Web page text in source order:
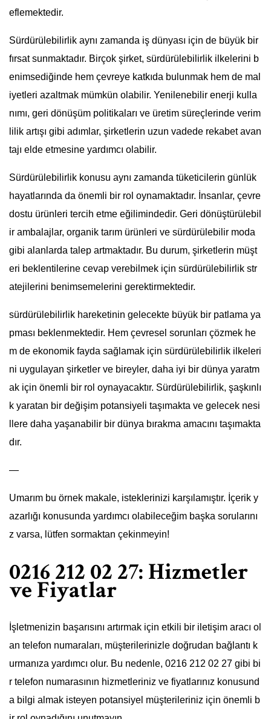
eflemektedir.
Sürdürülebilirlik aynı zamanda iş dünyası için de büyük bir
fırsat sunmaktadır. Birçok şirket, sürdürülebilirlik ilkelerini b
enimsediğinde hem çevreye katkıda bulunmak hem de mal
iyetleri azaltmak mümkün olabilir. Yenilenebilir enerji kulla
nımı, geri dönüşüm politikaları ve üretim süreçlerinde verim
lilik artışı gibi adımlar, şirketlerin uzun vadede rekabet avan
tajı elde etmesine yardımcı olabilir.
Sürdürülebilirlik konusu aynı zamanda tüketicilerin günlük
hayatlarında da önemli bir rol oynamaktadır. İnsanlar, çevre
dostu ürünleri tercih etme eğilimindedir. Geri dönüştürülebil
ir ambalajlar, organik tarım ürünleri ve sürdürülebilir moda
gibi alanlarda talep artmaktadır. Bu durum, şirketlerin müşt
eri beklentilerine cevap verebilmek için sürdürülebilirlik str
atejilerini benimsemelerini gerektirmektedir.
sürdürülebilirlik hareketinin gelecekte büyük bir patlama ya
pması beklenmektedir. Hem çevresel sorunları çözmek he
m de ekonomik fayda sağlamak için sürdürülebilirlik ilkeleri
ni uygulayan şirketler ve bireyler, daha iyi bir dünya yaratm
ak için önemli bir rol oynayacaktır. Sürdürülebilirlik, şaşkınlı
k yaratan bir değişim potansiyeli taşımakta ve gelecek nesi
llere daha yaşanabilir bir dünya bırakma amacını taşımakta
dır.
—
Umarım bu örnek makale, isteklerinizi karşılamıştır. İçerik y
azarlığı konusunda yardımcı olabileceğim başka sorularını
z varsa, lütfen sormaktan çekinmeyin!
0216 212 02 27: Hizmetler
ve Fiyatlar
İşletmenizin başarısını artırmak için etkili bir iletişim aracı ol
an telefon numaraları, müşterilerinizle doğrudan bağlantı k
urmanıza yardımcı olur. Bu nedenle, 0216 212 02 27 gibi bi
r telefon numarasının hizmetleriniz ve fiyatlarınız konusund
a bilgi almak isteyen potansiyel müşterileriniz için önemli b